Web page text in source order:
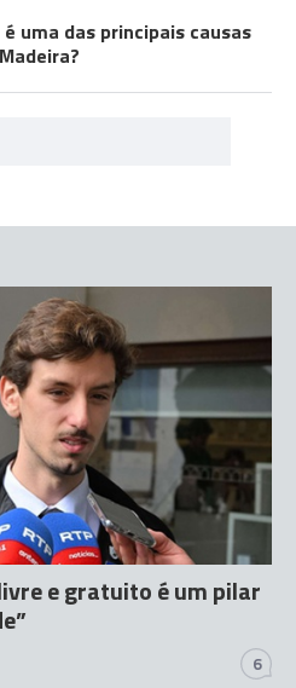
uma das principais causas
e gratuito é um pilar
6